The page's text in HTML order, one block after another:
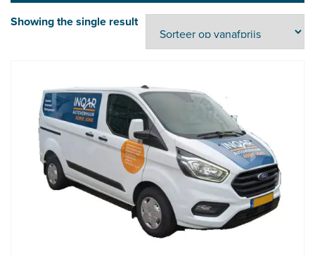
Showing the single result